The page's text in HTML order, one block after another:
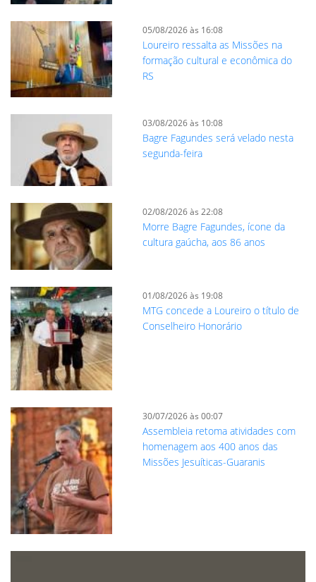
05/08/2026 às 16:08
Loureiro ressalta as Missões na
formação cultural e econômica do
RS
03/08/2026 às 10:08
Bagre Fagundes será velado nesta
segunda-feira
02/08/2026 às 22:08
Morre Bagre Fagundes, ícone da
cultura gaúcha, aos 86 anos
01/08/2026 às 19:08
MTG concede a Loureiro o título de
Conselheiro Honorário
30/07/2026 às 00:07
Assembleia retoma atividades com
homenagem aos 400 anos das
Missões Jesuíticas-Guaranis